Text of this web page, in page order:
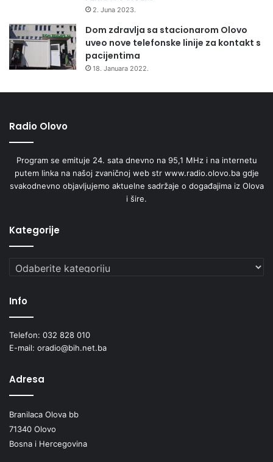
2. Juna 2023.
Dom zdravlja sa stacionarom Olovo
uveo nove telefonske linije za kontakt s
pacijentima
18. Januara 2022.
Radio Olovo
Program se emituje 24. sata dnevno na 95,1 MHz i na internetu
putem linka na našoj zvaničnoj web str www.radio.olovo.ba gdje
svakodnevno objavljujemo aktuelne sadržaje o događajima iz Olova
i šire.
Kategorije
Kategorije
Info
Telefon: 032 828 010
E-mail: oradio@bih.net.ba
Adresa
Branilaca Olova bb
71340 Olovo
Bosna i Hercegovina